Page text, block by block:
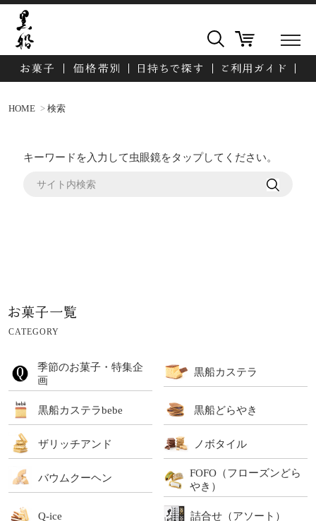
HOME 検索
キーワードを入力して虫眼鏡をタップしてください。
CATEGORY
季節のお菓子・特集企
画
黒船カステラ
黒船カステラbebe 黒船どらやき
ザリッチアンド ノボタイル
バウムクーヘン
FOFO（フローズンどら
やき）
Q-ice 詰合せ（アソート）